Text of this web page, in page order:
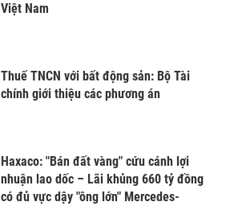
Việt Nam
Thuế TNCN với bất động sản: Bộ Tài
chính giới thiệu các phương án
Haxaco: "Bán đất vàng" cứu cánh lợi
nhuận lao dốc – Lãi khủng 660 tỷ đồng
có đủ vực dậy "ông lớn" Mercedes-